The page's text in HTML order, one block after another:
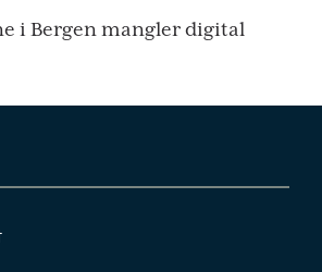
i Bergen mangler digital